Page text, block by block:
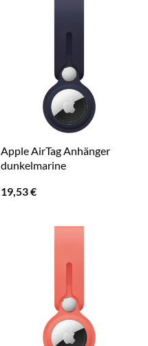
Apple AirTag Anhänger
dunkelmarine
19,53€